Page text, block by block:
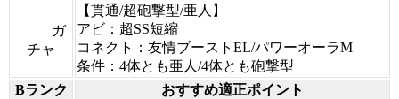
ガ
チャ
【貫通/超砲撃型/亜人】
アビ：超SS短縮
コネクト：友情ブーストEL/パワーオーラM
条件：4体とも亜人/4体とも砲撃型
Bランク
おすすめ適正ポイント